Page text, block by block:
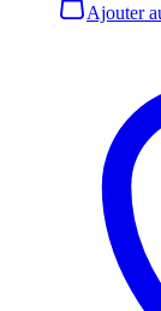
Ajouter